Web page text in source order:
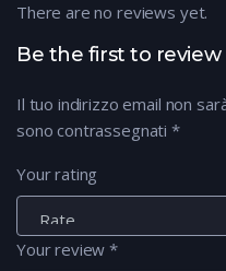
Be the first to review
Il tuo indirizzo email non
sono contrassegnati *
Your rating
Your review*
There are no reviews yet.